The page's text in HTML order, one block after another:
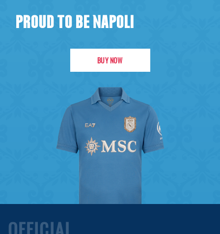
PROUD TO BE NAPOLI
BUY NOW